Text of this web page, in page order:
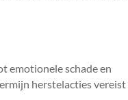
emotionele schade en
herstelacties vereist